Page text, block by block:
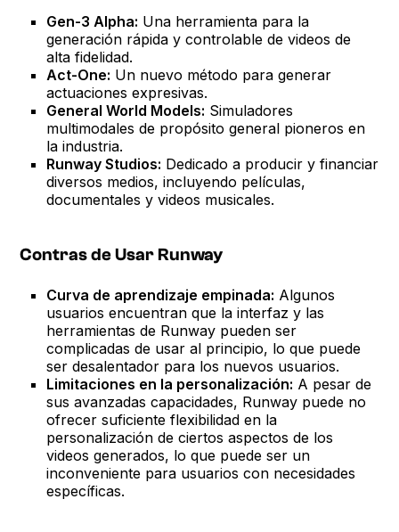
Gen-3 Alpha: Una herramienta para la
generación rápida y controlable de videos de
alta fidelidad.
Act-One: Un nuevo método para generar
actuaciones expresivas.
General World Models: Simuladores
multimodales de propósito general pioneros en
la industria.
Runway Studios: Dedicado a producir y financiar
diversos medios, incluyendo películas,
documentales y videos musicales.
Contras de Usar Runway
Curva de aprendizaje empinada: Algunos
usuarios encuentran que la interfaz y las
herramientas de Runway pueden ser
complicadas de usar al principio, lo que puede
ser desalentador para los nuevos usuarios.
Limitaciones en la personalización: A pesar de
sus avanzadas capacidades, Runway puede no
ofrecer suficiente flexibilidad en la
personalización de ciertos aspectos de los
videos generados, lo que puede ser un
inconveniente para usuarios con necesidades
específicas.